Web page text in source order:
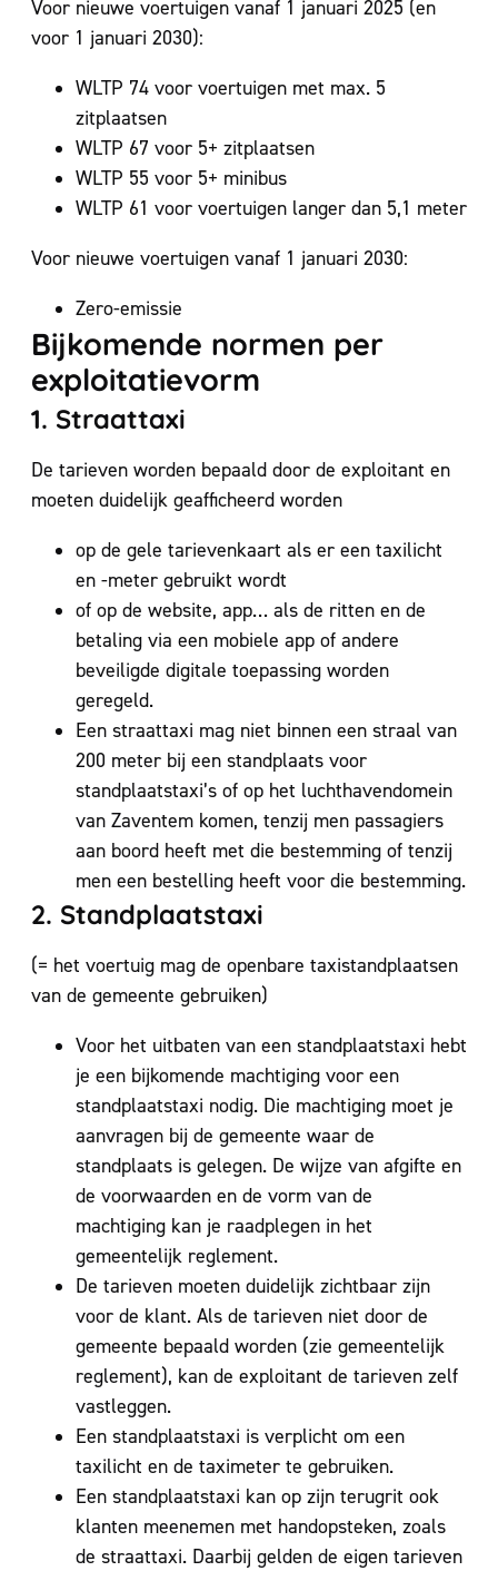
Voor nieuwe voertuigen vanaf 1 januari 2025 (en
voor 1 januari 2030):
WLTP 74 voor voertuigen met max. 5
zitplaatsen
WLTP 67 voor 5+ zitplaatsen
WLTP 55 voor 5+ minibus
WLTP 61 voor voertuigen langer dan 5,1 meter
Voor nieuwe voertuigen vanaf 1 januari 2030:
Zero-emissie
Bijkomende normen per
exploitatievorm
1. Straattaxi
De tarieven worden bepaald door de exploitant en
moeten duidelijk geafficheerd worden
op de gele tarievenkaart als er een taxilicht
en -meter gebruikt wordt
of op de website, app… als de ritten en de
betaling via een mobiele app of andere
beveiligde digitale toepassing worden
geregeld.
Een straattaxi mag niet binnen een straal van
200 meter bij een standplaats voor
standplaatstaxi’s of op het luchthavendomein
van Zaventem komen, tenzij men passagiers
aan boord heeft met die bestemming of tenzij
men een bestelling heeft voor die bestemming.
2. Standplaatstaxi
(= het voertuig mag de openbare taxistandplaatsen
van de gemeente gebruiken)
Voor het uitbaten van een standplaatstaxi hebt
je een bijkomende machtiging voor een
standplaatstaxi nodig. Die machtiging moet je
aanvragen bij de gemeente waar de
standplaats is gelegen. De wijze van afgifte en
de voorwaarden en de vorm van de
machtiging kan je raadplegen in het
gemeentelijk reglement.
De tarieven moeten duidelijk zichtbaar zijn
voor de klant. Als de tarieven niet door de
gemeente bepaald worden (zie gemeentelijk
reglement), kan de exploitant de tarieven zelf
vastleggen.
Een standplaatstaxi is verplicht om een
taxilicht en de taximeter te gebruiken.
Een standplaatstaxi kan op zijn terugrit ook
klanten meenemen met handopsteken, zoals
de straattaxi. Daarbij gelden de eigen tarieven